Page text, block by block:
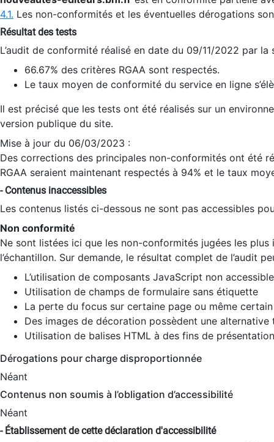
4.1. Les non-conformités et les éventuelles dérogations
Résultat des tests
L’audit de conformité réalisé en date du 09/11/2022 par
66.67% des critères RGAA sont respectés.
Le taux moyen de conformité du service en ligne
Il est précisé que les tests ont été réalisés sur un
version publique du site.
Mise à jour du 06/03/2023 :
Des corrections des principales non-conformités ont été
RGAA seraient maintenant respectés à 94% et le taux
- Contenus inaccessibles
Les contenus listés ci-dessous ne sont pas accessibles
Non conformité
Ne sont listées ici que les non-conformités jugées les
l’échantillon. Sur demande, le résultat complet de l’audit
L’utilisation de composants JavaScript non
Utilisation de champs de formulaire sans étiquette
La perte du focus sur certaine page ou même
Des images de décoration possèdent une alternative
Utilisation de balises HTML à des fins de
Dérogations pour charge disproportionnée
Néant
Contenus non soumis à l’obligation d’accessibilité
Néant
- Établissement de cette déclaration d'accessibilité